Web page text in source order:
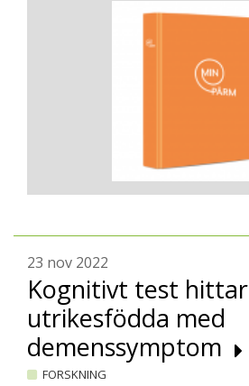
23 nov 2022
Kognitivt test hittar
utrikesfödda med
demenssymptom
FORSKNING